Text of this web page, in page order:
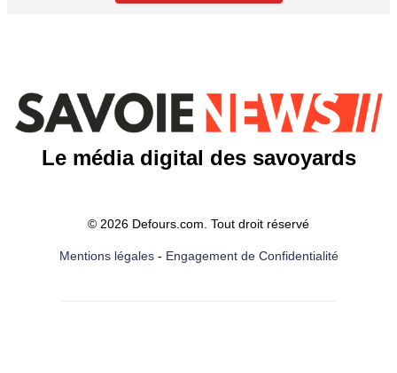
Le média digital des savoyards
© 2026 Defours.com. Tout droit réservé
Mentions légales- Engagement de Confidentialité